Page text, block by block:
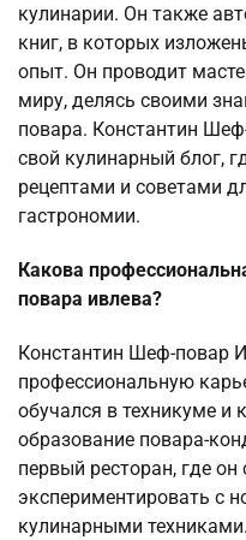
кулинарии. Он также
книг, в которых
опыт. Он проводит
миру, делясь своими
повара. Константин
свой кулинарный блог,
рецептами и советами
гастрономии.
Какова
повара ивлева?
Константин Шеф-повар
профессиональную
обучался в техникуме и
образование повара-
первый ресторан, где он
экспериментировать с
кулинарными